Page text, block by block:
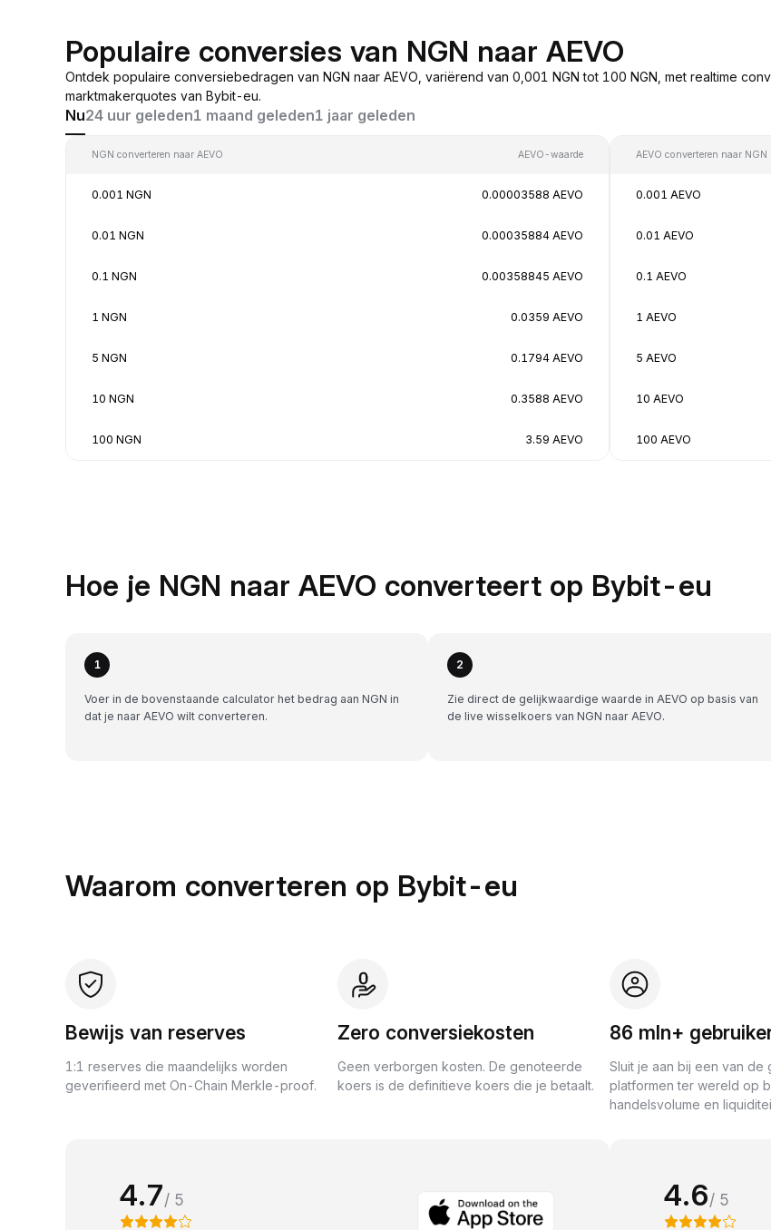
Populaire conversies van NGN naar AEVO
Ontdek populaire conversiebedragen van NGN naar AEVO, variërend van 0,001 NGN tot 100 NGN, met realtime
marktmakerquotes van Bybit-eu.
Nu24 uur geleden1 maand geleden1 jaar geleden
NGN converteren naar AEVO AEVO-waarde
0.001 NGN 0.00003588 AEVO
0.01 NGN 0.00035884 AEVO
0.1 NGN 0.00358845 AEVO
1 NGN 0.0359 AEVO
5 NGN 0.1794 AEVO
10 NGN 0.3588 AEVO
100 NGN 3.59 AEVO
AEVO converteren naar NGN
0.001 AEVO
0.01 AEVO
0.1 AEVO
1 AEVO
5 AEVO
10 AEVO
100 AEVO
Hoe je NGN naar AEVO converteert op Bybit-eu
1
Voer in de bovenstaande calculator het bedrag aan NGN in
dat je naar AEVO wilt converteren.
2
Zie direct de gelijkwaardige waarde in AEVO op basis van
de live wisselkoers van NGN naar AEVO.
Waarom converteren op Bybit-eu
Bewijs van reserves
1:1 reserves die maandelijks worden
geverifieerd met On-Chain Merkle-proof.
Zero conversiekosten
Geen verborgen kosten. De genoteerde
koers is de definitieve koers die je betaalt.
86 mln+
Sluit je aan bij een van de
platformen ter wereld op
handelsvolume en
4.7/ 5 4.6/ 5